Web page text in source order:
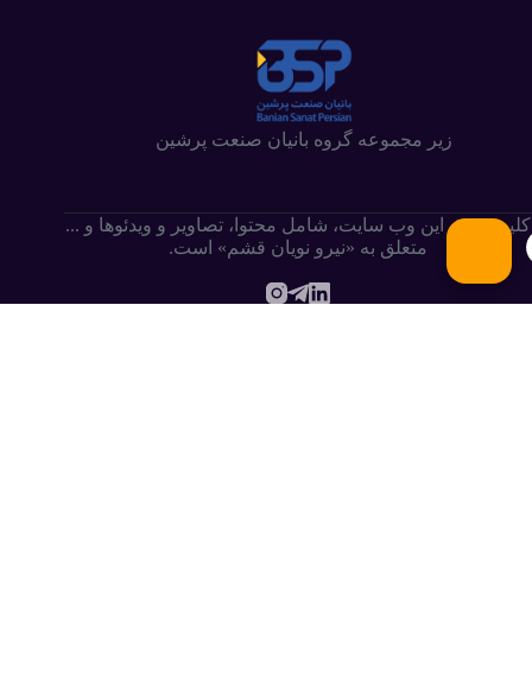
زیر مجموعه گروه بانیان صنعت پرشین
کلیه حقوق این وب سایت،‌ شامل محتوا، تصاویر و ویدئوها و ...
متعلق به «نیرو نویان قشم» است.